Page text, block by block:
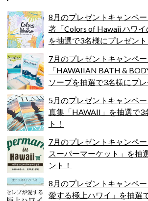
8月のプレゼントキャンペ
著「Colors of Hawaii ハワイ
を抽選で3名様にプレゼント
7月のプレゼントキャンペー
「HAWAIIAN BATH &
ソープを抽選で3名様にプレ
5月のプレゼントキャンペ
真集「HAWAII」を抽選で3
ト！
7月のプレゼントキャンペ
スーパーマーケット」を抽
ント！
8月のプレゼントキャンペ
愛する極上ハワイ」を抽選